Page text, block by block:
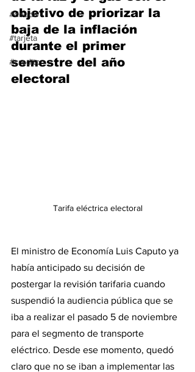
#deuda
#tarjeta
#credito
objetivo de priorizar la
baja de la inflación
durante el primer
semestre del año
electoral
Tarifa eléctrica electoral
El ministro de Economía Luis Caputo ya
había anticipado su decisión de
postergar la revisión tarifaria cuando
suspendió la audiencia pública que se
iba a realizar el pasado 5 de noviembre
para el segmento de transporte
eléctrico. Desde ese momento, quedó
claro que no se iban a implementar las